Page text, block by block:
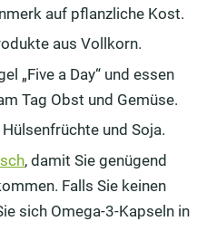
auf pflanzliche Kost.
aus Vollkorn.
„Five a Day“ und essen
Tag Obst und Gemüse.
Hülsenfrüchte und Soja.
, damit Sie genügend
Falls Sie keinen
sich Omega-3-Kapseln in